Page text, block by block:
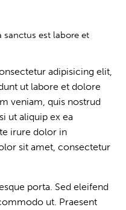
sanctus est labore et
adipisicing elit,
ut labore et dolore
veniam, quis nostrud
ut aliquip ex ea
irure dolor in
sit amet, consectetur
porta. Sed eleifend
ut. Praesent